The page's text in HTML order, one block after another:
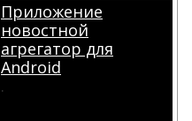
Приложение
новостной
агрегатор для
Android
.